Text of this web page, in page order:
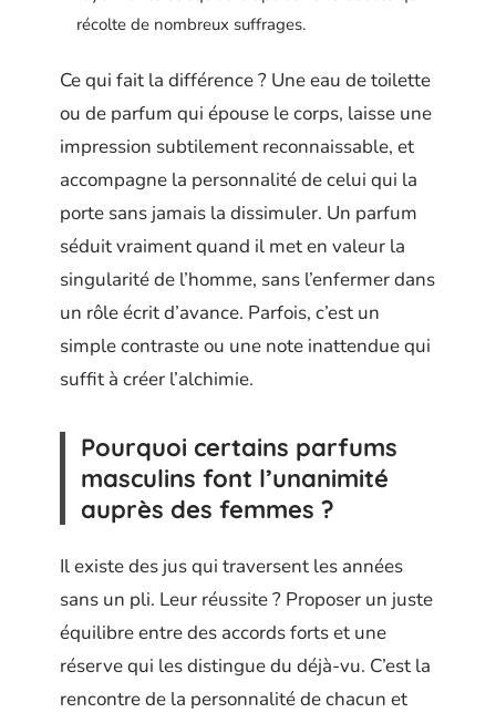
récolte de nombreux suffrages.
Ce qui fait la différence ? Une eau de toilette
ou de parfum qui épouse le corps, laisse une
impression subtilement reconnaissable, et
accompagne la personnalité de celui qui la
porte sans jamais la dissimuler. Un parfum
séduit vraiment quand il met en valeur la
singularité de l’homme, sans l’enfermer dans
un rôle écrit d’avance. Parfois, c’est un
simple contraste ou une note inattendue qui
suffit à créer l’alchimie.
Pourquoi certains parfums
masculins font l’unanimité
auprès des femmes ?
Il existe des jus qui traversent les années
sans un pli. Leur réussite ? Proposer un juste
équilibre entre des accords forts et une
réserve qui les distingue du déjà-vu. C’est la
rencontre de la personnalité de chacun et